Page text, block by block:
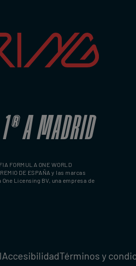
®A MADRID
FORMULA ONE WORLD
DE ESPAÑA y las marcas
Licensing BV, una empresa de
AccesibilidadTérminos y